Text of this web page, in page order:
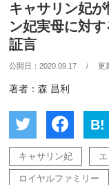
キャサリン妃
ン妃実母に対
証言
公開日：2020.09.17 / 更
著者：森 昌利
B!
キャサリン妃
ロイヤルファミリー